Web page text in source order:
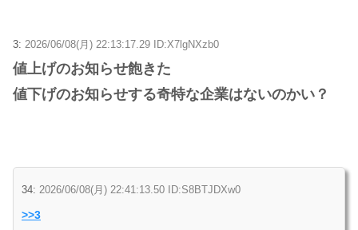
3: 2026/06/08(月) 22:13:17.29 ID:X7lgNXzb0
値上げのお知らせ飽きた
値下げのお知らせする奇特な企業はないのかい？
34: 2026/06/08(月) 22:41:13.50 ID:S8BTJDXw0
>>3